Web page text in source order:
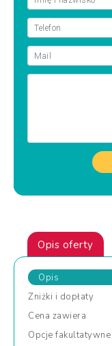
Opis oferty
Opis
Zniżki i dopłaty
Cena zawiera
Opcje fakultatywne